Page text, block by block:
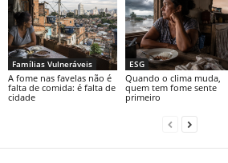
Famílias Vulneráveis
A fome nas favelas não é
falta de comida: é falta de
cidade
ESG
Quando o clima muda,
quem tem fome sente
primeiro